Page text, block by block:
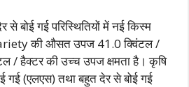
से बोई गई परिस्थितियों में नई किस्म
की औसत उपज 41.0 क्विंटल /
/ हैक्टर की उच्च उपज क्षमता है। कृषि
गई (एलएस) तथा बहुत देर से बोई गई